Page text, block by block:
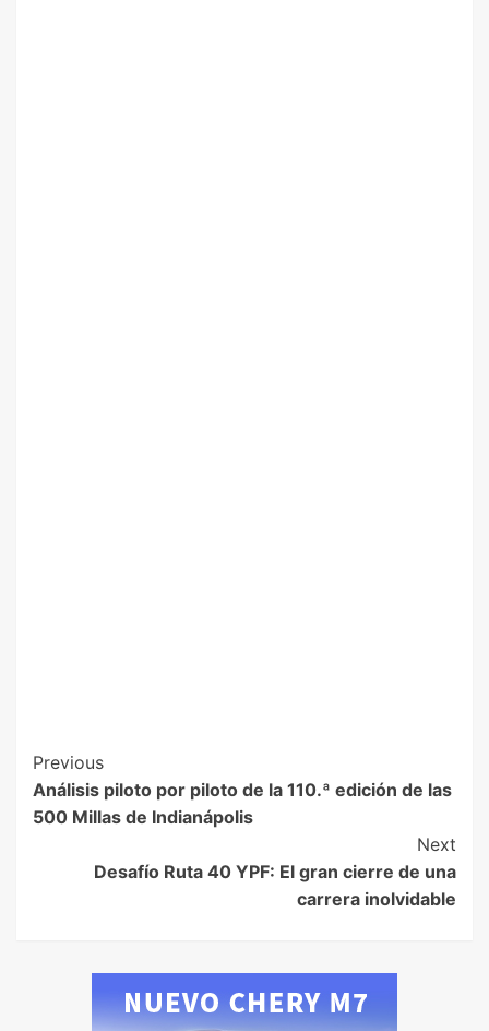
Previous
Análisis piloto por piloto de la 110.ª edición de las
500 Millas de Indianápolis
Next
Desafío Ruta 40 YPF: El gran cierre de una
carrera inolvidable